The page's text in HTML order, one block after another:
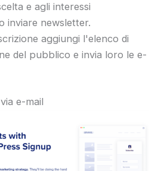
e agli interessi
inviare newsletter.
aggiungi l'elenco di
del pubblico e invia loro le e-
e-mail